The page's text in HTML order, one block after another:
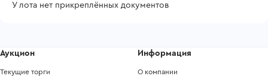
У лота нет прикреплённых документов
Аукцион
Текущие торги
Информация
О компании